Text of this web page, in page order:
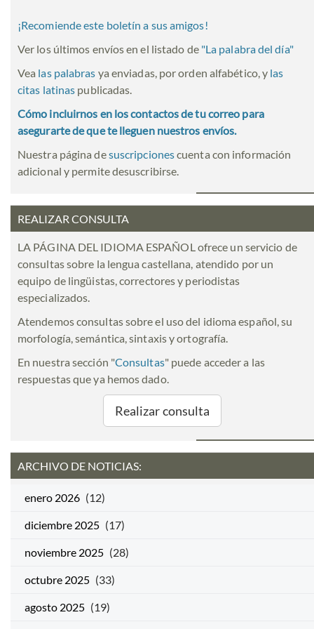
¡Recomiende este boletín a sus amigos!
Ver los últimos envíos en el listado de "La palabra del día"
Vea las palabras ya enviadas, por orden alfabético, y las
citas latinas publicadas.
Cómo incluirnos en los contactos de tu correo para
asegurarte de que te lleguen nuestros envíos.
Nuestra página desuscripcionescuenta con información
adicional y permite desuscribirse.
REALIZAR CONSULTA
LA PÁGINA DEL IDIOMA ESPAÑOL ofrece un servicio de
consultas sobre la lengua castellana, atendido por un
equipo de lingüistas, correctores y periodistas
especializados.
Atendemos consultas sobre el uso del idioma español, su
morfología, semántica, sintaxis y ortografía.
En nuestra sección "Consultas" puede acceder a las
respuestas que ya hemos dado.
Realizar consulta
ARCHIVO DE NOTICIAS:
enero 2026 (12)
diciembre 2025 (17)
noviembre 2025 (28)
octubre 2025 (33)
agosto 2025 (19)